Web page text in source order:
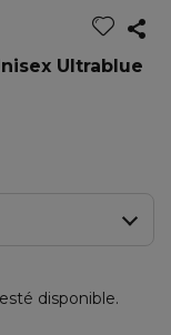
Ultrablue
disponible.